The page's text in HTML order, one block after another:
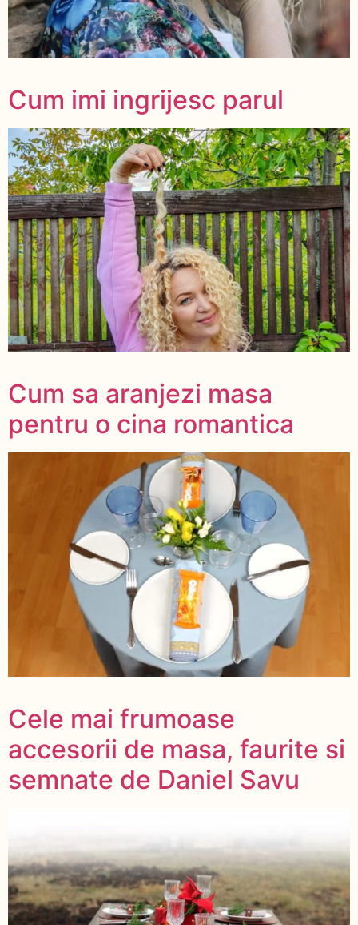
Cum imi ingrijesc parul
Cum sa aranjezi masa
pentru o cina romantica
Cele mai frumoase
accesorii de masa, faurite si
semnate de Daniel Savu